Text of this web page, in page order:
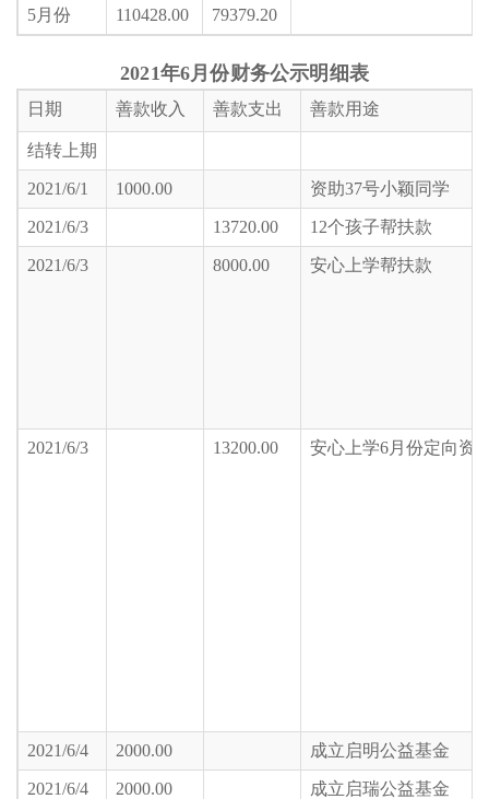
5月份 110428.00 79379.20
2021年6月份财务公示明细表
日期 善款收入 善款支出 善款用途
结转上期
2021/6/1 1000.00 资助37号小颖同学
2021/6/3 13720.00 12个孩子帮扶款
2021/6/3 8000.00 安心上学帮扶款
2021/6/3 13200.00 安心上学6月份定向资
2021/6/4 2000.00 成立启明公益基金
2021/6/4 2000.00 成立启瑞公益基金